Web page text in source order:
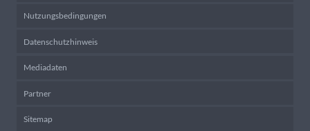
Nutzungsbedingungen
Datenschutzhinweis
Mediadaten
Partner
Sitemap